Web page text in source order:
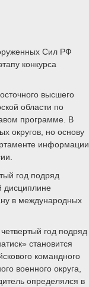
Сил РФ
конкурса
высшего
области по
программе. В
округов, но основу
информации
год подряд
дисциплине
в международных
год подряд
становится
командного
военного округа,
определялся в